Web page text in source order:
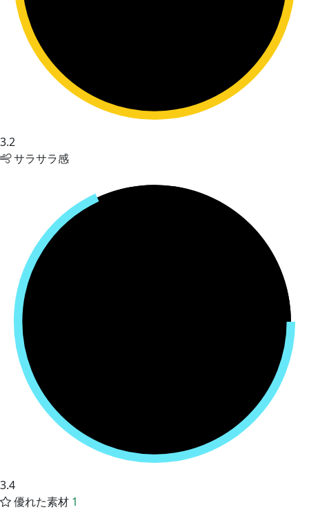
3.2
サラサラ感
3.4
優れた素材 1